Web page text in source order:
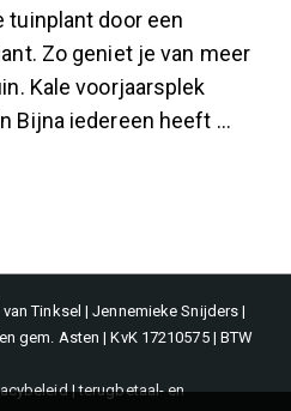
tuinplant door een
Zo geniet je van meer
Kale voorjaarsplek
Bijna iedereen heeft …
Tinksel | Jennemieke Snijders |
gem. Asten | KvK 17210575 | BTW
|terugbetaal- en